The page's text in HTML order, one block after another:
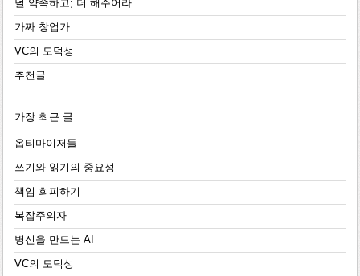
덜 약속하고; 더 해주어라
가짜 창업가
VC의 도덕성
추천글
가장 최근 글
옵티마이저들
쓰기와 읽기의 중요성
책임 회피하기
복잡주의자
병신을 만드는 AI
VC의 도덕성